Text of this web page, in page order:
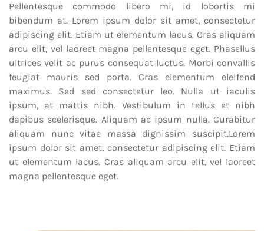
Pellentesque commodo libero mi, id lobortis mi
bibendum at. Lorem ipsum dolor sit amet, consectetur
adipiscing elit. Etiam ut elementum lacus. Cras aliquam
arcu elit, vel laoreet magna pellentesque eget. Phasellus
ultrices velit ac purus consequat luctus. Morbi convallis
feugiat mauris sed porta. Cras elementum eleifend
maximus. Sed sed consectetur leo. Nulla ut iaculis
ipsum, at mattis nibh. Vestibulum in tellus et nibh
dapibus scelerisque. Aliquam ac ipsum nulla. Curabitur
aliquam nunc vitae massa dignissim suscipit.Lorem
ipsum dolor sit amet, consectetur adipiscing elit. Etiam
ut elementum lacus. Cras aliquam arcu elit, vel laoreet
magna pellentesque eget.